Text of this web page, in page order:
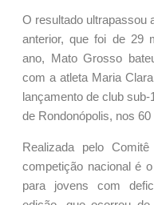
O resultado ultrapassou
anterior, que foi de 29
ano, Mato Grosso
com a atleta Maria
lançamento de club
de Rondonópolis, nos
Realizada pelo
competição nacional é
para jovens com